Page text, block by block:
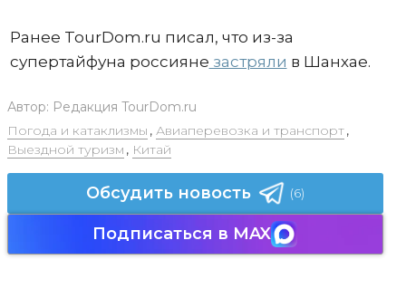
Ранее TourDom.ru писал, что из-за
супертайфуна россияне застряли в Шанхае.
Автор: Редакция TourDom.ru
Погода и катаклизмы , Авиаперевозка и транспорт,
Выездной туризм , Китай
Обсудить новость (6)
Подписаться в MAX